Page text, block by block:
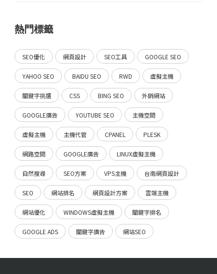
熱門標籤
SEO優化 網頁設計 SEO工具 GOOGLE SEO
YAHOO SEO BAIDU SEO RWD 虛擬主機
關鍵字挑選 CSS BING SEO 外銷網站
GOOGLE廣告 YOUTUBE SEO 主機空間
虛擬主機 主機代管 CPANEL PLESK
網路空間 GOOGLE廣告 LINUX虛擬主機
自然搜尋 SEO方案 VPS主機 台南網頁設計
SEO 網站排名 網頁設計方案 雲端主機
網站優化 WINDOWS虛擬主機 關鍵字排名
GOOGLE ADS 關鍵字廣告 網站SEO